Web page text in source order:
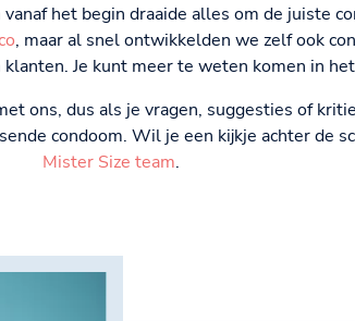
het begin draaide alles om de juiste
, maar al snel ontwikkelden we zelf ook
Je kunt meer te weten komen in
ons, dus als je vragen, suggesties of
condoom. Wil je een kijkje achter de
Mister Size team.